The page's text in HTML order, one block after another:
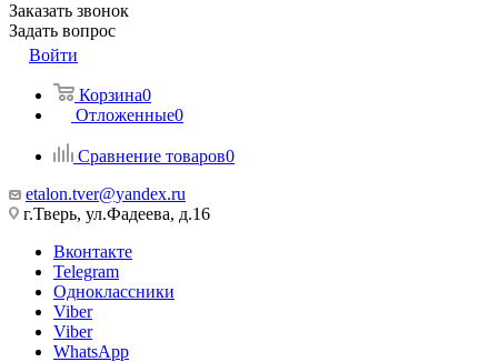
Заказать звонок
Задать вопрос
Войти
Корзина0
Отложенные0
Сравнение товаров0
etalon.tver@yandex.ru
г.Тверь, ул.Фадеева, д.16
Вконтакте
Telegram
Одноклассники
Viber
Viber
WhatsApp